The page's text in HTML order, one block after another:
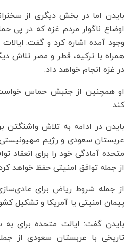
بایدن اما در بخش دیگری از
اوضاع ناگوار مردم غزه که در پی
وجود آمده اشاره کرد و گفت:
همراه با ترکیه، قطر و مصر
در غزه انجام خواهد داد.
او همچنین از جنبش حماس خواست
کند.
بایدن در ادامه به تلاش واشنگتن
عربستان سعودی و رژیم
متحده آمادگی خود را برای انعقاد
از جمله توافق امنیتی حفظ خواهد
از جمله شروط ریاض برای عادی‌سازی
پیمان امنیتی یا آمریکا و تشکیل
بایدن گفت: ایالت متحده برای به‌
تاریخی با عربستان سعودی از